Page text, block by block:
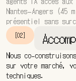
Nantes–Angers (45
présentiel sans
[02]
Nous co-
sur votre marché,
techniques.